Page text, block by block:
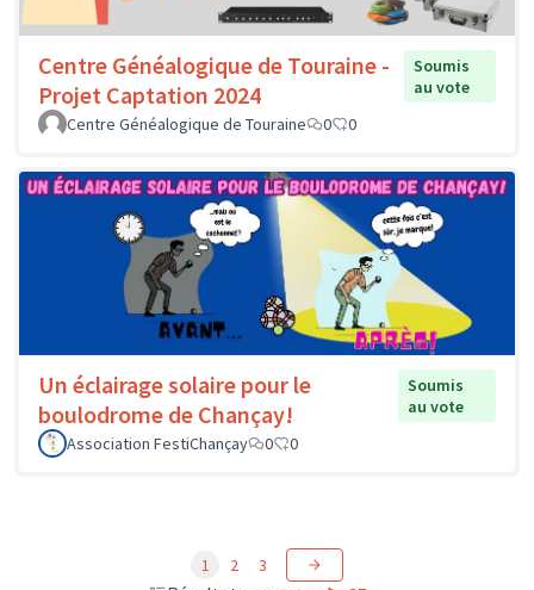
Centre Généalogique de Touraine -
Projet Captation 2024
Soumis
au vote
Centre Généalogique de Touraine
0 0
Un éclairage solaire pour le
boulodrome de Chançay!
Soumis
au vote
Association FestiChançay
0 0
1 2 3